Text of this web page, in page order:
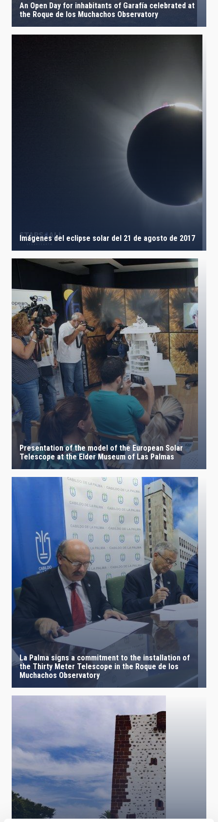
An Open Day for inhabitants of Garafía celebrated at
the Roque de los Muchachos Observatory
Imágenes del eclipse solar del 21 de agosto de 2017
Presentation of the model of the European Solar
Telescope at the Elder Museum of Las Palmas
La Palma signs a commitment to the installation of
the Thirty Meter Telescope in the Roque de los
Muchachos Observatory